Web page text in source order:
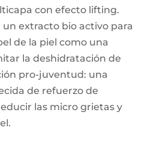
con efecto lifting.
extracto bio activo para
de la piel como una
la deshidratación de
pro-juventud: una
de refuerzo de
las micro grietas y